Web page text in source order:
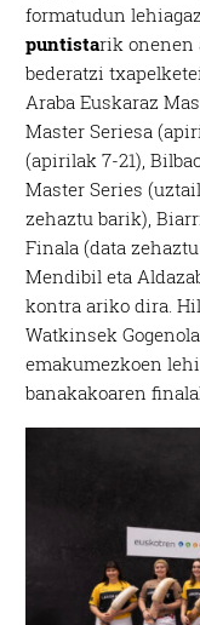
formatudun
puntistarik onenen
bederatzi
Araba Euskaraz
Master Seriesa
(apirilak 7-21),
Master Series
zehaztu barik),
Finala (data
Mendibil eta
kontra ariko dira.
Watkinsek
emakumezkoen
banakakoaren